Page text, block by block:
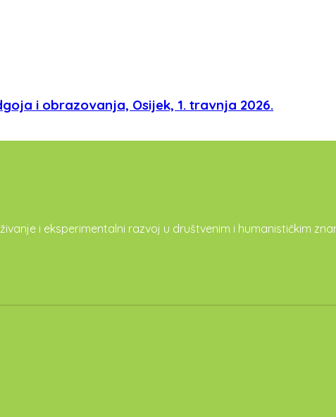
i obrazovanja, Osijek, 1. travnja 2026.
i eksperimentalni razvoj u društvenim i humanističkim